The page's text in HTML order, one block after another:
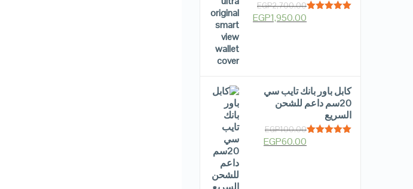
EGP2,700.00
EGP1,950.00
كابل باور بانك تايب سي
20سم داعم للشحن
السريع
EGP100.00
EGP60.00